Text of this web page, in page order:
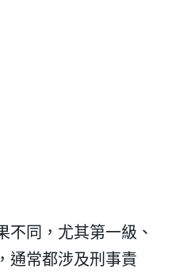
不同，尤其第一級、
通常都涉及刑事責